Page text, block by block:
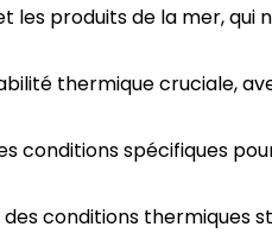
les produits de la mer,
thermique cruciale,
conditions spécifiques
conditions thermiques